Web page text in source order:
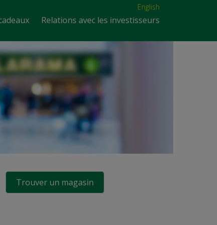
English
Relations avec les investisseurs
Trouver un magasin